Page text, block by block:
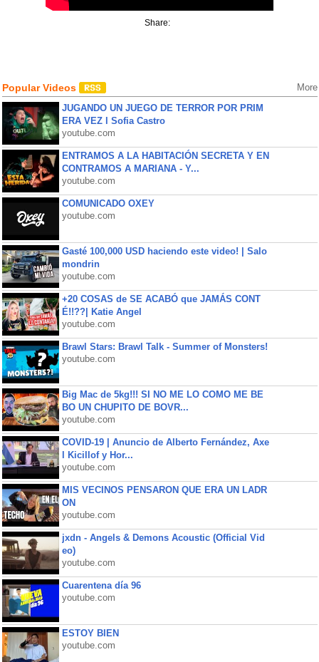
Share:
Popular Videos More
JUGANDO UN JUEGO DE TERROR POR PRIM
ERA VEZ l Sofia Castro
youtube.com
ENTRAMOS A LA HABITACIÓN SECRETA Y EN
CONTRAMOS A MARIANA - Y...
youtube.com
COMUNICADO OXEY
youtube.com
Gasté 100,000 USD haciendo este video! | Salo
mondrin
youtube.com
+20 COSAS de SE ACABÓ que JAMÁS CONT
É!!??| Katie Angel
youtube.com
Brawl Stars: Brawl Talk - Summer of Monsters!
youtube.com
Big Mac de 5kg!!! SI NO ME LO COMO ME BE
BO UN CHUPITO DE BOVR...
youtube.com
COVID-19 | Anuncio de Alberto Fernández, Axe
l Kicillof y Hor...
youtube.com
MIS VECINOS PENSARON QUE ERA UN LADR
ON
youtube.com
jxdn - Angels & Demons Acoustic (Official Vid
eo)
youtube.com
Cuarentena día 96
youtube.com
ESTOY BIEN
youtube.com